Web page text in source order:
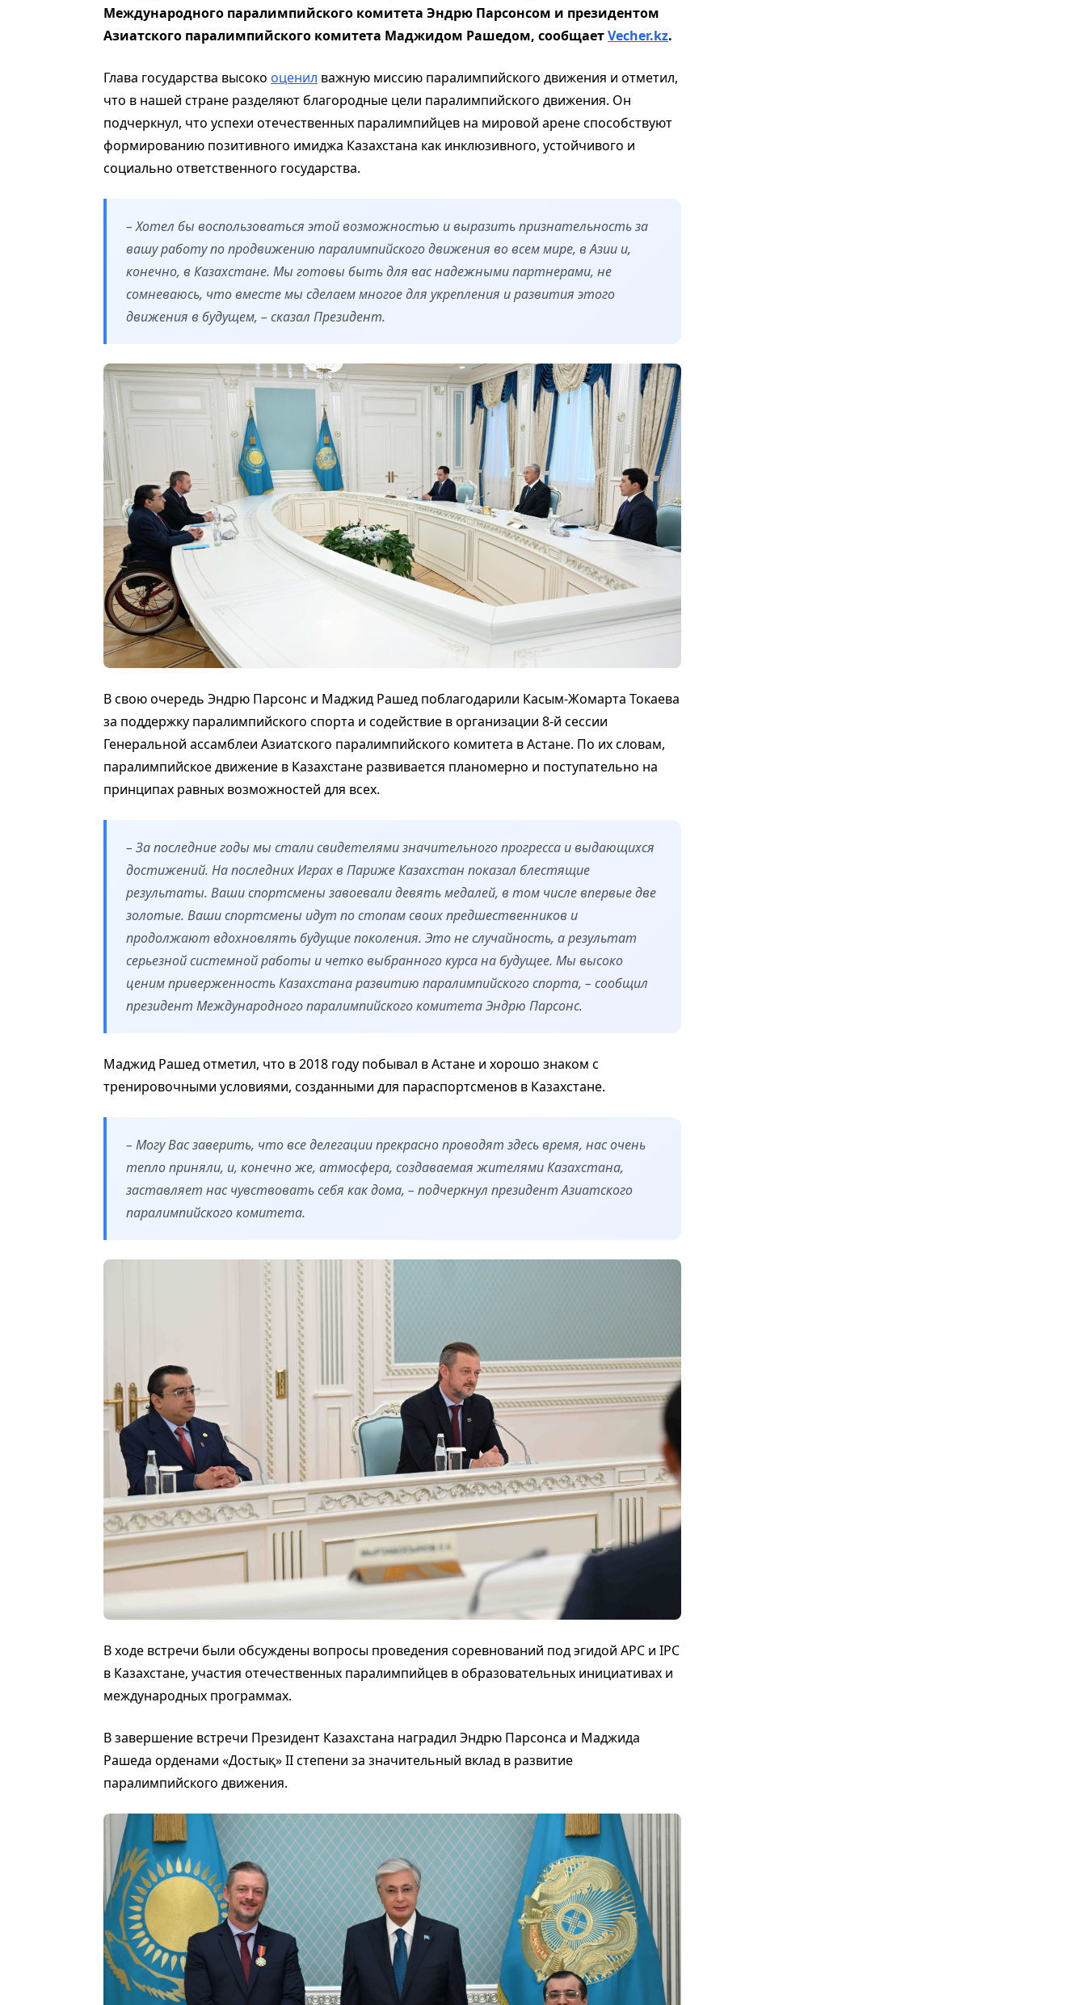
Международного паралимпийского комитета Эндрю Парсонсом и президентом
Азиатского паралимпийского комитета Маджидом Рашедом, сообщаетVecher.kz.
Глава государства высоко оценил важную миссию паралимпийского движения и отметил,
что в нашей стране разделяют благородные цели паралимпийского движения. Он
подчеркнул, что успехи отечественных паралимпийцев на мировой арене способствуют
формированию позитивного имиджа Казахстана как инклюзивного, устойчивого и
социально ответственного государства.
– Хотел бы воспользоваться этой возможностью и выразить признательность за
вашу работу по продвижению паралимпийского движения во всем мире, в Азии и,
конечно, в Казахстане. Мы готовы быть для вас надежными партнерами, не
сомневаюсь, что вместе мы сделаем многое для укрепления и развития этого
движения в будущем, – сказал Президент.
В свою очередь Эндрю Парсонс и Маджид Рашед поблагодарили Касым-Жомарта Токаева
за поддержку паралимпийского спорта и содействие в организации 8-й сессии
Генеральной ассамблеи Азиатского паралимпийского комитета в Астане. По их словам,
паралимпийское движение в Казахстане развивается планомерно и поступательно на
принципах равных возможностей для всех.
– За последние годы мы стали свидетелями значительного прогресса и выдающихся
достижений. На последних Играх в Париже Казахстан показал блестящие
результаты. Ваши спортсмены завоевали девять медалей, в том числе впервые две
золотые. Ваши спортсмены идут по стопам своих предшественников и
продолжают вдохновлять будущие поколения. Это не случайность, а результат
серьезной системной работы и четко выбранного курса на будущее. Мы высоко
ценим приверженность Казахстана развитию паралимпийского спорта, – сообщил
президент Международного паралимпийского комитета Эндрю Парсонс.
Маджид Рашед отметил, что в 2018 году побывал в Астане и хорошо знаком с
тренировочными условиями, созданными для параспортсменов в Казахстане.
– Могу Вас заверить, что все делегации прекрасно проводят здесь время, нас очень
тепло приняли, и, конечно же, атмосфера, создаваемая жителями Казахстана,
заставляет нас чувствовать себя как дома, – подчеркнул президент Азиатского
паралимпийского комитета.
В ходе встречи были обсуждены вопросы проведения соревнований под эгидой APC и IPC
в Казахстане, участия отечественных паралимпийцев в образовательных инициативах и
международных программах.
В завершение встречи Президент Казахстана наградил Эндрю Парсонса и Маджида
Рашеда орденами «Достық» II степени за значительный вклад в развитие
паралимпийского движения.